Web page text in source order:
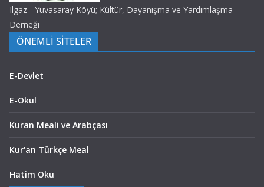
Ilgaz - Yuvasaray Köyü; Kültür, Dayanışma ve Yardımlaşma
Derneği
ÖNEMLİ SİTELER
E-Devlet
E-Okul
Kuran Meali ve Arabçası
Kur'an Türkçe Meal
Hatim Oku